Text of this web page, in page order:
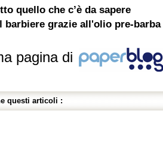
quello che c’è da sapere
barbiere grazie all'olio pre-barba
pagina di
questi articoli :